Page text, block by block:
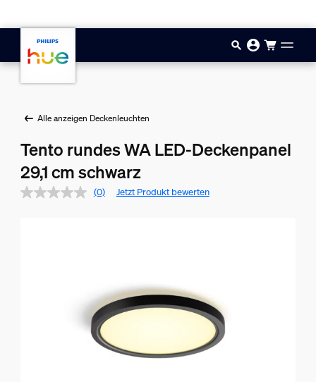
Alle anzeigen Deckenleuchten
Tento rundes WA LED-Deckenpanel
29,1 cm schwarz
(0) Jetzt Produkt bewerten